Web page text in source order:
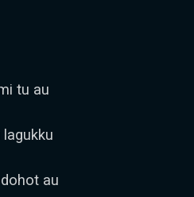
tu au
au